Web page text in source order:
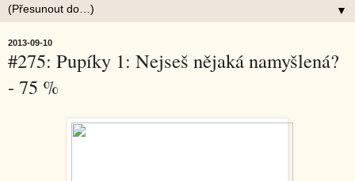
▼
2013-09-10
#275: Pupíky 1: Nejseš nějaká namyšlená?
- 75 %